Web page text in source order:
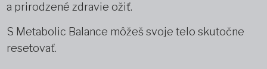
a prirodzené zdravie ožiť.
S Metabolic Balance môžeš svoje telo skutočne
resetovať.